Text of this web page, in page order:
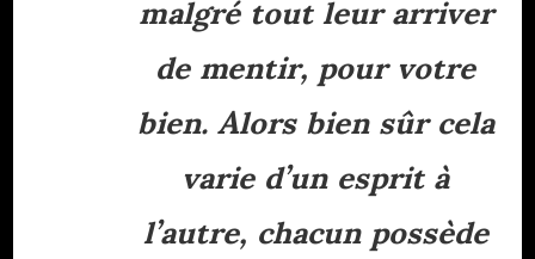
de mentir, pour votre
bien. Alors bien sûr cela
varie d’un esprit à
l’autre, chacun possède